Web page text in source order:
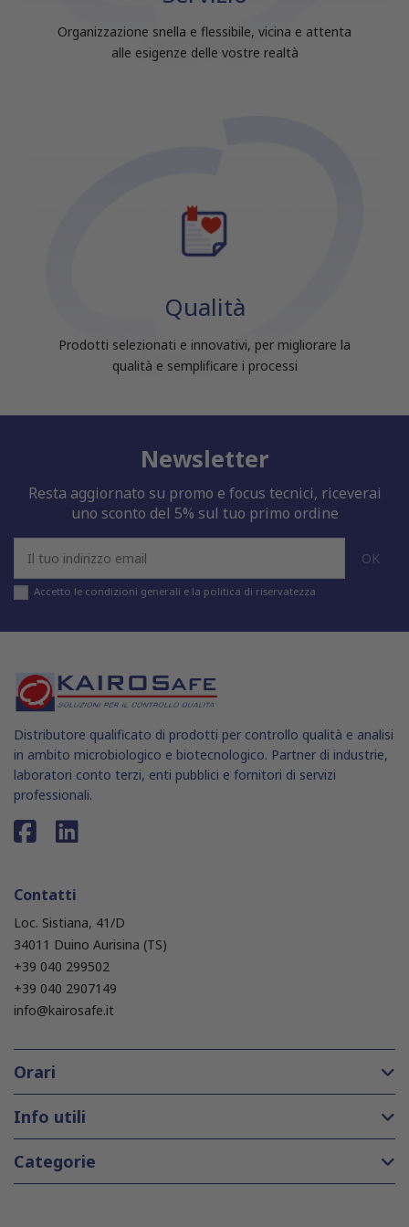
raccolto dal tuo utilizzo dei loro servizi.
Organizzazione snella e flessibile, vicina e attenta
alle esigenze delle vostre realtà
Qualità
Prodotti selezionati e innovativi, per migliorare la
qualità e semplificare i processi
Newsletter
Resta aggiornato su promo e focus tecnici, riceverai
uno sconto del 5% sul tuo primo ordine
Accetto le condizioni generali e la politica di riservatezza
Distributore qualificato di prodotti per controllo qualità e analisi
in ambito microbiologico e biotecnologico. Partner di industrie,
laboratori conto terzi, enti pubblici e fornitori di servizi
professionali.
Contatti
Loc. Sistiana, 41/D
34011 Duino Aurisina (TS)
+39 040 299502
+39 040 2907149
info@kairosafe.it
Orari
Info utili
Categorie